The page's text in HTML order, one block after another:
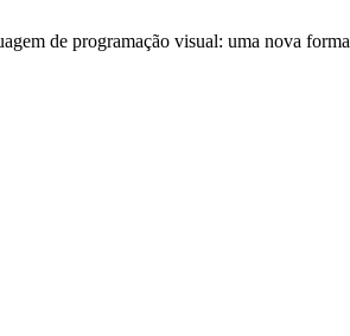
de programação visual: uma nova